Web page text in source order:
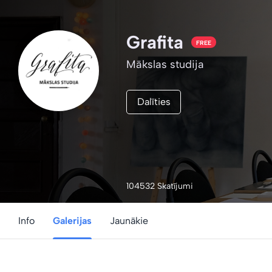
Grafita FREE
Mākslas studija
Dalīties
104532 Skatījumi
Info Galerijas Jaunākie